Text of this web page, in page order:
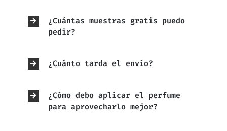
¿Cuántas muestras gratis puedo
pedir?
¿Cuánto tarda el envío?
¿Cómo debo aplicar el perfume
para aprovecharlo mejor?